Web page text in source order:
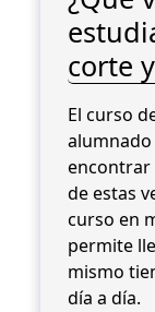
corte
El curso
encontrar
de estas
curso en
permite
mismo
día a día.